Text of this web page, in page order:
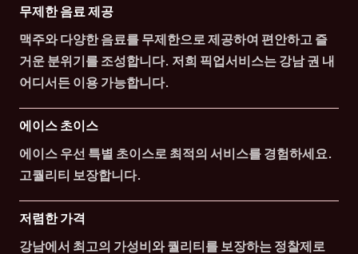
무제한 음료 제공
맥주와 다양한 음료를 무제한으로 제공하여 편안하고 즐
거운 분위기를 조성합니다. 저희 픽업서비스는 강남 권 내
어디서든 이용 가능합니다.
에이스 초이스
에이스 우선 특별 초이스로 최적의 서비스를 경험하세요.
고퀄리티 보장합니다.
저렴한 가격
강남에서 최고의 가성비와 퀄리티를 보장하는 정찰제로